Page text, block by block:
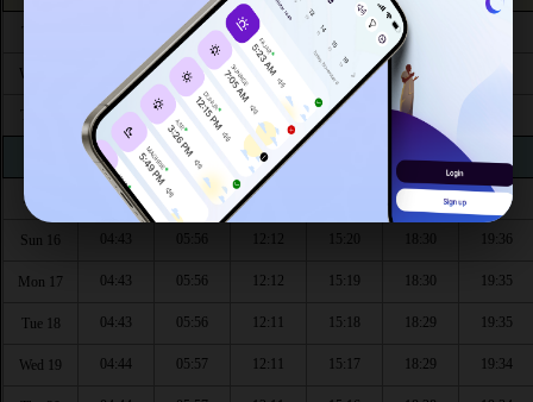
05:56 12:13 18:33
Wed 12 04:42 05:56 12:13 15:23 18:32
04:42 05:56 12:12 15:22 18:32
04:43 05:56 12:12
Sat 15 04:43 05:56 12:12 19:37
Sun 16 04:43 05:56 12:12 15:20 18:30 19:36
Mon 17 04:43 05:56 12:12 15:19 18:30 19:35
Tue 18 04:43 05:56 12:11 15:18 18:29 19:35
Wed 19 04:44 05:57 12:11 15:17 18:29 19:34